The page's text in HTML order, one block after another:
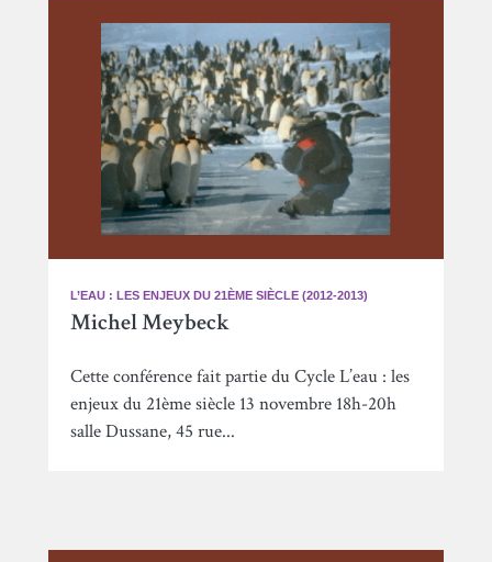
L’EAU : LES ENJEUX DU 21ÈME SIÈCLE (2012-2013)
Michel Meybeck
Cette conférence fait partie du Cycle L’eau : les
enjeux du 21ème siècle 13 novembre 18h-20h
salle Dussane, 45 rue...